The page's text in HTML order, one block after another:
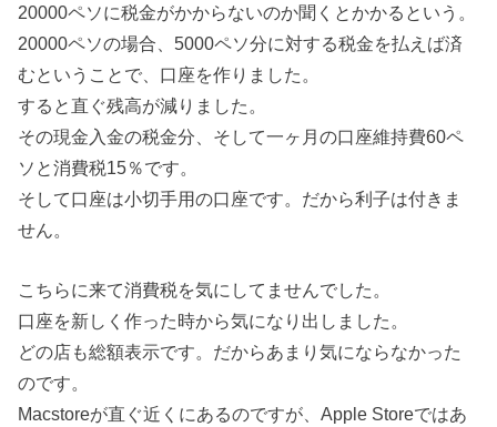
20000ペソに税金がかからないのか聞くとかかるという。
20000ペソの場合、5000ペソ分に対する税金を払えば済
むということで、口座を作りました。
すると直ぐ残高が減りました。
その現金入金の税金分、そして一ヶ月の口座維持費60ペ
ソと消費税15％です。
そして口座は小切手用の口座です。だから利子は付きま
せん。
こちらに来て消費税を気にしてませんでした。
口座を新しく作った時から気になり出しました。
どの店も総額表示です。だからあまり気にならなかった
のです。
Macstoreが直ぐ近くにあるのですが、Apple Storeではあ